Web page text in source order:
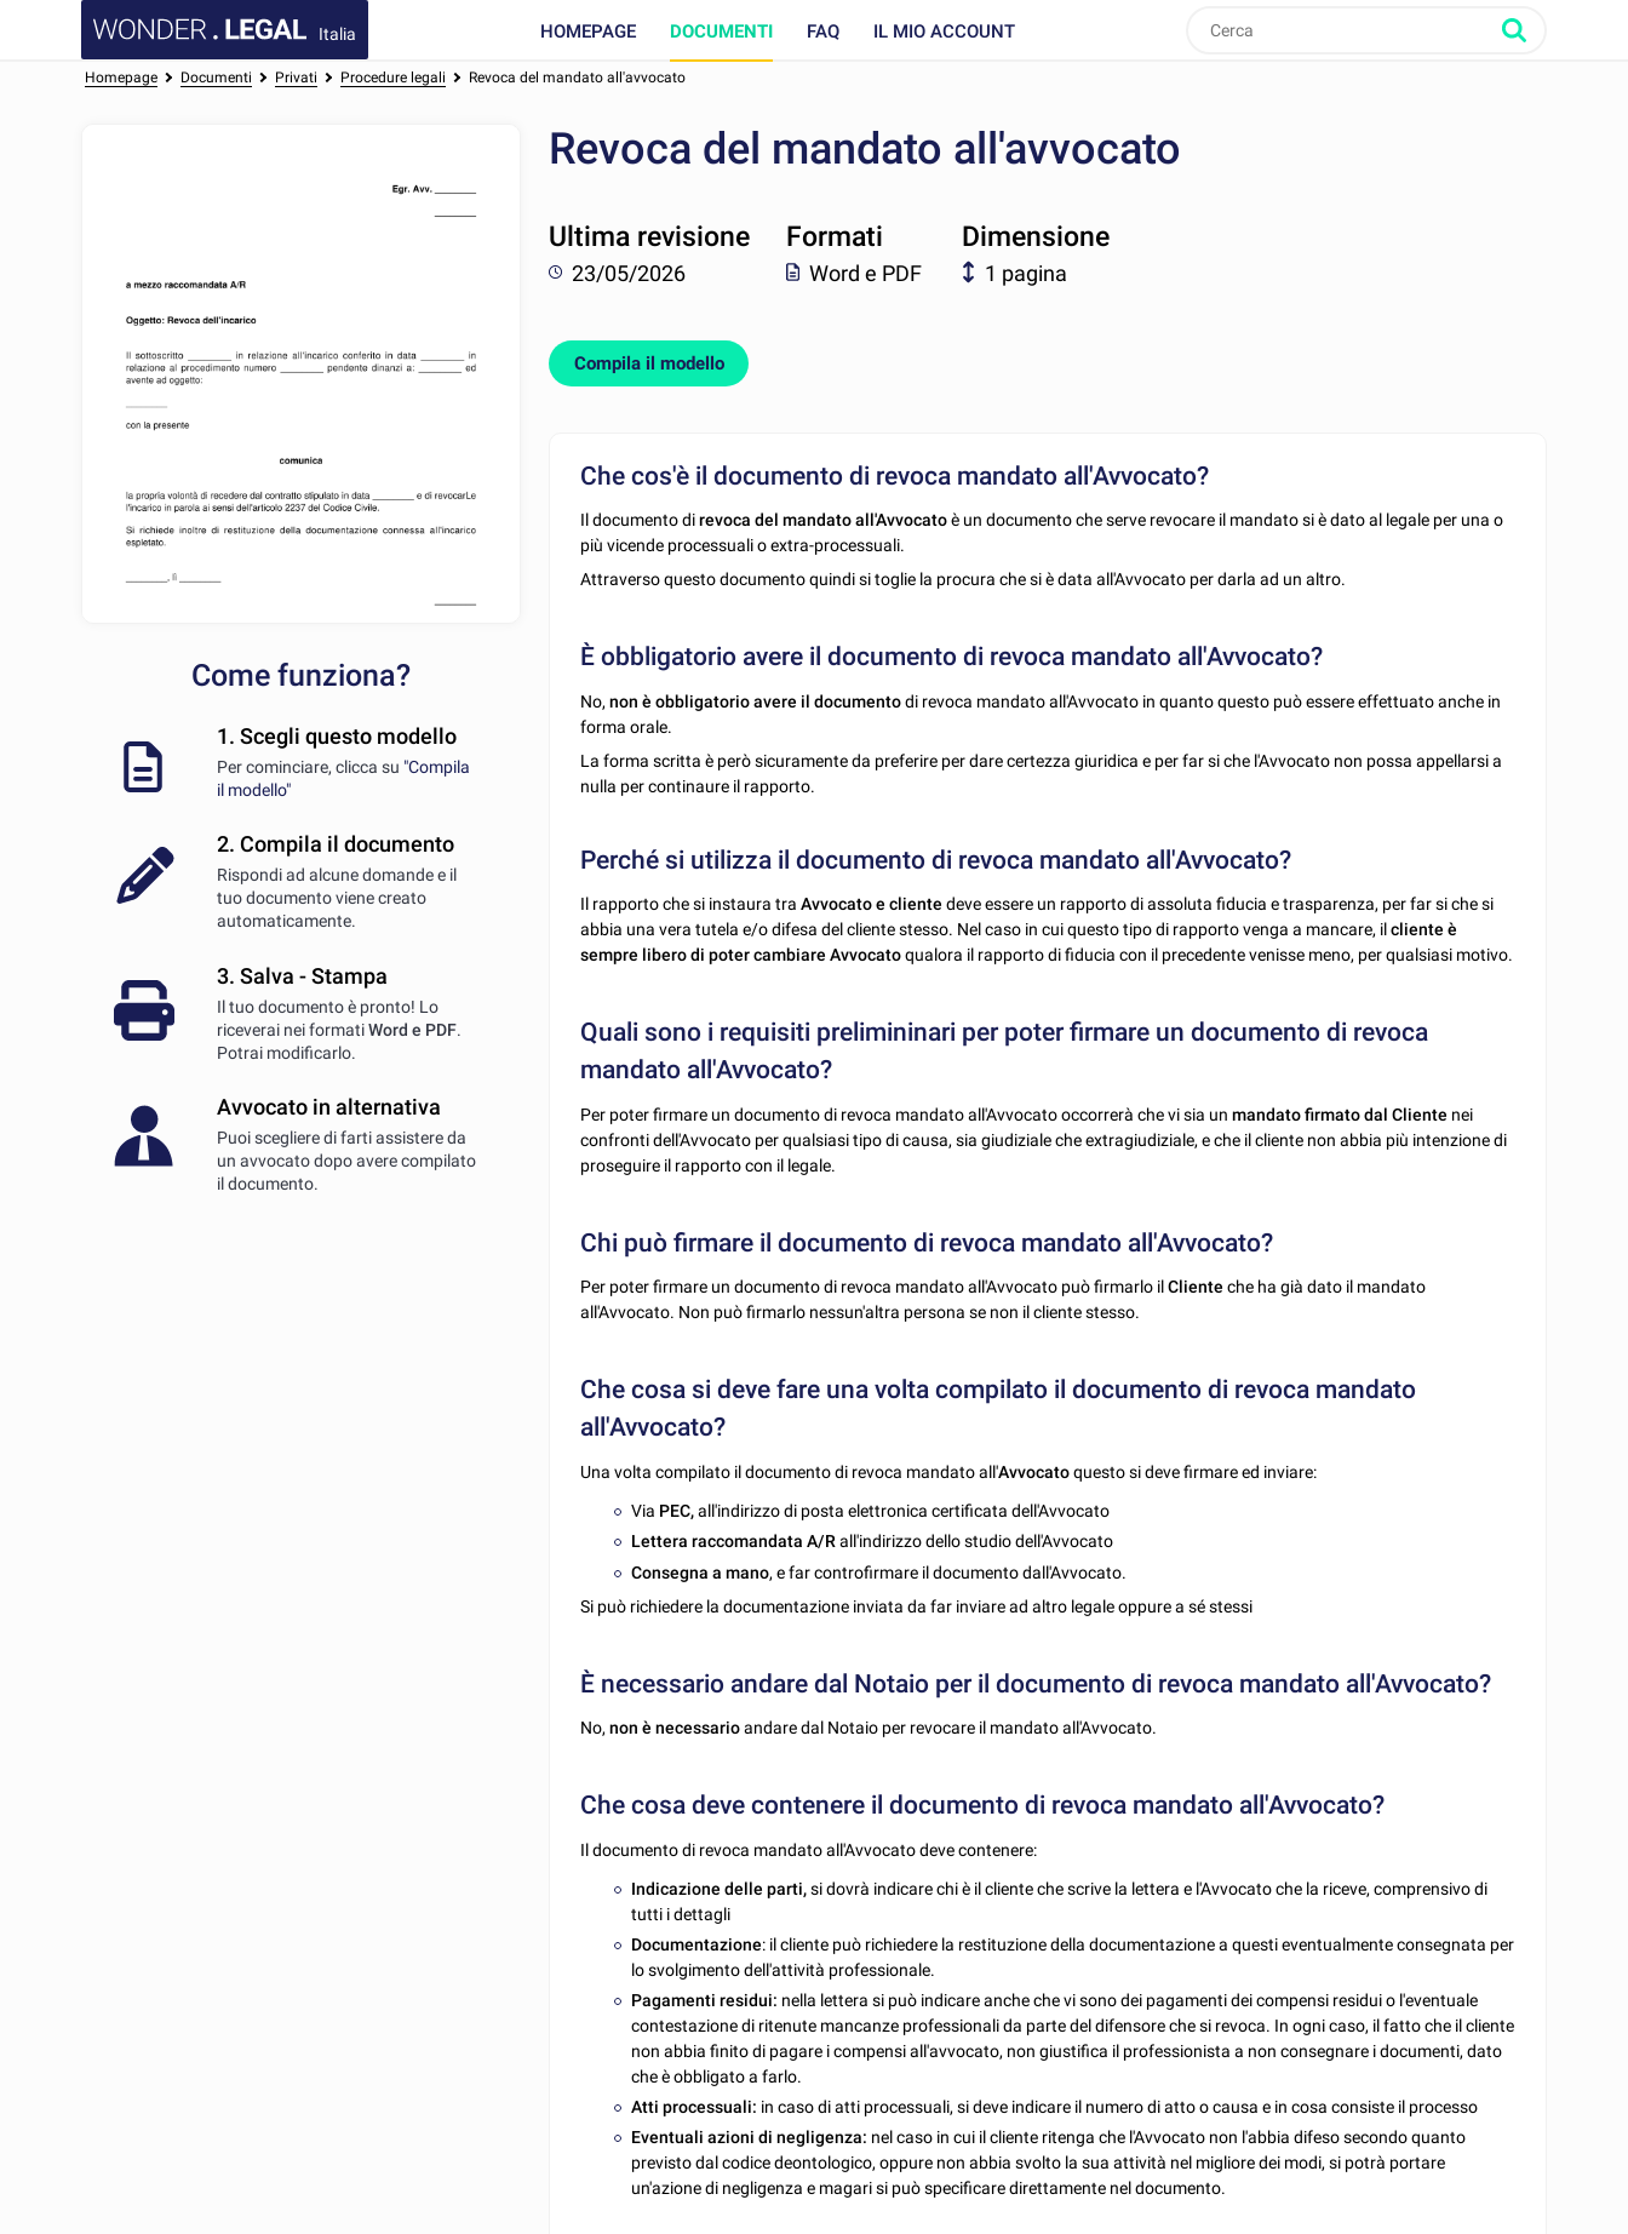
Italia HOMEPAGE DOCUMENTI FAQ IL MIO ACCOUNT
Homepage Documenti Privati Procedure legali Revoca del mandato all'avvocato
Come funziona?
1. Scegli questo modello
Per cominciare, clicca su "Compila
il modello"
2. Compila il documento
Rispondi ad alcune domande e il
tuo documento viene creato
automaticamente.
3. Salva - Stampa
Il tuo documento è pronto! Lo
riceverai nei formatiWord e PDF.
Potrai modificarlo.
Avvocato in alternativa
Puoi scegliere di farti assistere da
un avvocato dopo avere compilato
il documento.
Revoca del mandato all'avvocato
Ultima revisione
23/05/2026
Formati
Word e PDF
Dimensione
1 pagina
Compila il modello
Che cos'è il documento di revoca mandato all'Avvocato?
Il documento direvoca del mandato all'Avvocatoè un documento che serve revocare il mandato si è dato al legale per una o
più vicende processuali o extra-processuali.
Attraverso questo documento quindi si toglie la procura che si è data all'Avvocato per darla ad un altro.
È obbligatorio avere il documento di revoca mandato all'Avvocato?
No,non è obbligatorio avere il documentodi revoca mandato all'Avvocato in quanto questo può essere effettuato anche in
forma orale.
La forma scritta è però sicuramente da preferire per dare certezza giuridica e per far si che l'Avvocato non possa appellarsi a
nulla per continaure il rapporto.
Perché si utilizza il documento di revoca mandato all'Avvocato?
Il rapporto che si instaura traAvvocato e cliente deve essere un rapporto di assoluta fiducia e trasparenza, per far si che si
abbia una vera tutela e/o difesa del cliente stesso. Nel caso in cui questo tipo di rapporto venga a mancare, ilcliente è
sempre libero di poter cambiare Avvocatoqualora il rapporto di fiducia con il precedente venisse meno, per qualsiasi motivo.
Quali sono i requisiti prelimininari per poter firmare un documento di revoca
mandato all'Avvocato?
Per poter firmare un documento di revoca mandato all'Avvocato occorrerà che vi sia unmandato firmato dal Cliente nei
confronti dell'Avvocato per qualsiasi tipo di causa, sia giudiziale che extragiudiziale, e che il cliente non abbia più intenzione di
proseguire il rapporto con il legale.
Chi può firmare il documento di revoca mandato all'Avvocato?
Per poter firmare un documento di revoca mandato all'Avvocato può firmarlo ilCliente che ha già dato il mandato
all'Avvocato. Non può firmarlo nessun'altra persona se non il cliente stesso.
Che cosa si deve fare una volta compilato il documento di revoca mandato
all'Avvocato?
Una volta compilato il documento di revoca mandato all'Avvocatoquesto si deve firmare ed inviare:
Via PEC,all'indirizzo di posta elettronica certificata dell'Avvocato
Lettera raccomandata A/Rall'indirizzo dello studio dell'Avvocato
Consegna a mano, e far controfirmare il documento dall'Avvocato.
Si può richiedere la documentazione inviata da far inviare ad altro legale oppure a sé stessi
È necessario andare dal Notaio per il documento di revoca mandato all'Avvocato?
No,non è necessarioandare dal Notaio per revocare il mandato all'Avvocato.
Che cosa deve contenere il documento di revoca mandato all'Avvocato?
Il documento di revoca mandato all'Avvocato deve contenere:
Indicazione delle parti,si dovrà indicare chi è il cliente che scrive la lettera e l'Avvocato che la riceve, comprensivo di
tutti i dettagli
Documentazione: il cliente può richiedere la restituzione della documentazione a questi eventualmente consegnata per
lo svolgimento dell'attività professionale.
Pagamenti residui: nella lettera si può indicare anche che vi sono dei pagamenti dei compensi residui o l'eventuale
contestazione di ritenute mancanze professionali da parte del difensore che si revoca. In ogni caso, il fatto che il cliente
non abbia finito di pagare i compensi all'avvocato, non giustifica il professionista a non consegnare i documenti, dato
che è obbligato a farlo.
Atti processuali: in caso di atti processuali, si deve indicare il numero di atto o causa e in cosa consiste il processo
Eventuali azioni di negligenza: nel caso in cui il cliente ritenga che l'Avvocato non l'abbia difeso secondo quanto
previsto dal codice deontologico, oppure non abbia svolto la sua attività nel migliore dei modi, si potrà portare
un'azione di negligenza e magari si può specificare direttamente nel documento.